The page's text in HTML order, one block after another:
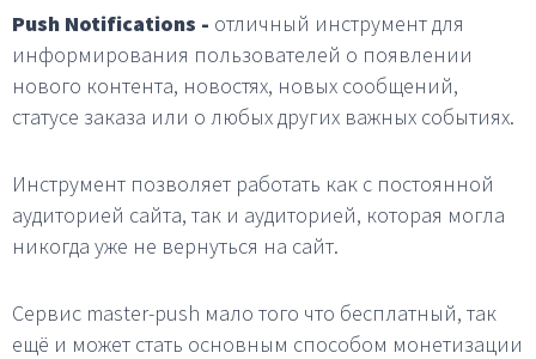
Push Notifications - отличный инструмент для
информирования пользователей о появлении
нового контента, новостях, новых сообщений,
статусе заказа или о любых других важных событиях.
Инструмент позволяет работать как с постоянной
аудиторией сайта, так и аудиторией, которая могла
никогда уже не вернуться на сайт.
Сервис master-push мало того что бесплатный, так
ещё и может стать основным способом монетизации